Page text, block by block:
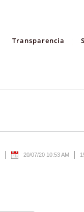
Transparencia
20/07/20 10:53 AM